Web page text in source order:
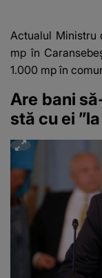
Actualul Ministru
mp în
1.000 mp în
Are bani
stă cu ei